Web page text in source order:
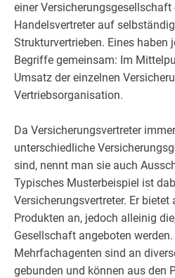
einer Versicherungsgesellschaft
Handelsvertreter auf
Strukturvertrieben. Eines haben
Begriffe gemeinsam: Im
Umsatz der einzelnen
Vertriebsorganisation.
Da Versicherungsvertreter
unterschiedliche
sind, nennt man sie auch
Typisches Musterbeispiel ist
Versicherungsvertreter. Er
Produkten an, jedoch alleinig
Gesellschaft angeboten
Mehrfachagenten sind an
gebunden und können aus den